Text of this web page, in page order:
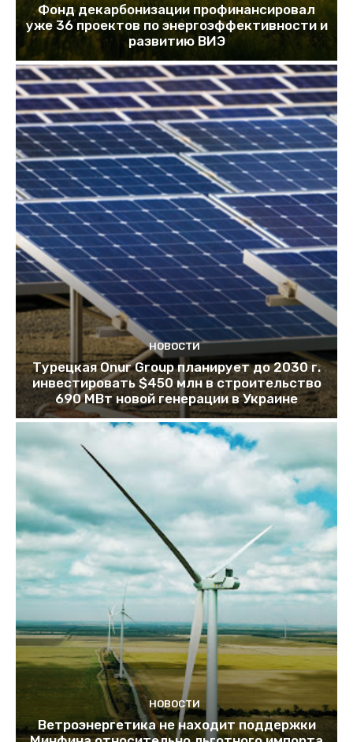
Фонд декарбонизации профинансировал
уже 36 проектов по энергоэффективности и
развитию ВИЭ
НОВОСТИ
Турецкая Onur Group планирует до 2030 г.
инвестировать $450 млн в строительство
690 МВт новой генерации в Украине
НОВОСТИ
Ветроэнергетика не находит поддержки